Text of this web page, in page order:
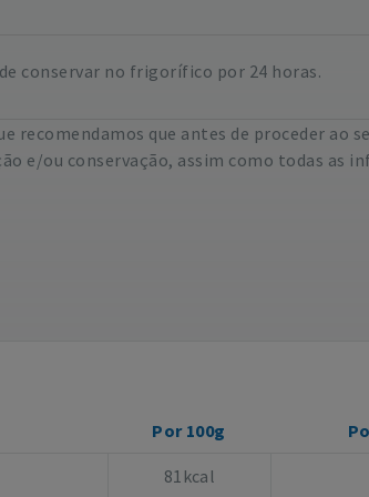
conservar no frigorífico por 24 horas.
recomendamos que antes de proceder ao
e/ou conservação, assim como todas as
Por 100g
81kcal